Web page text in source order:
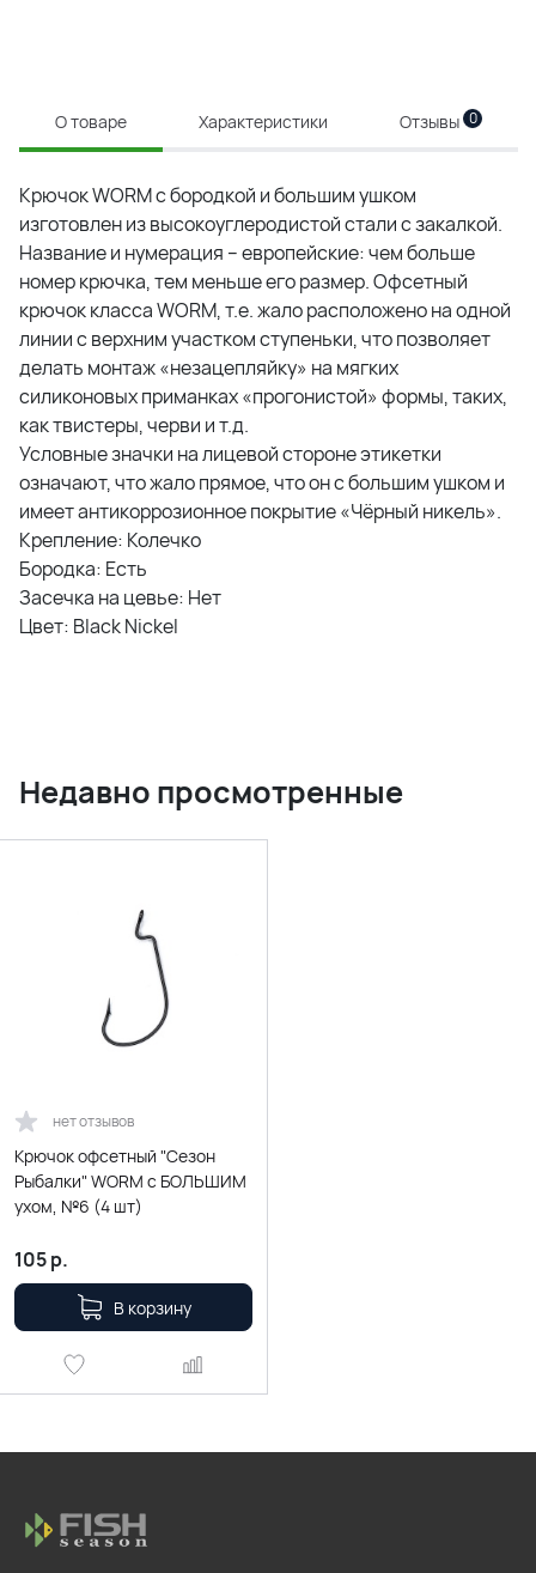
О товаре Характеристики Отзывы 0
Крючок WORM с бородкой и большим ушком
изготовлен из высокоуглеродистой стали с закалкой.
Название и нумерация – европейские: чем больше
номер крючка, тем меньше его размер. Офсетный
крючок класса WORM, т.е. жало расположено на одной
линии с верхним участком ступеньки, что позволяет
делать монтаж «незацепляйку» на мягких
силиконовых приманках «прогонистой» формы, таких,
как твистеры, черви и т.д.
Условные значки на лицевой стороне этикетки
означают, что жало прямое, что он с большим ушком и
имеет антикоррозионное покрытие «Чёрный никель».
Крепление: Колечко
Бородка: Есть
Засечка на цевье: Нет
Цвет: Black Nickel
Недавно просмотренные
нет отзывов
Крючок офсетный "Сезон
Рыбалки" WORM с БОЛЬШИМ
ухом, №6 (4 шт)
105р.
В корзину